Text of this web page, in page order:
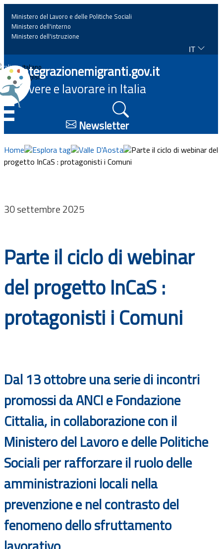
Home
News
Approfondimenti
Eventi
Progetti
Bandi
Guide
Ministero del Lavoro e delle Politiche Sociali
Ministero dell'interno
Ministero dell'istruzione
IT
Italiano
English
Integrazionemigranti.gov.it
Vivere e lavorare in Italia
Newsletter
Home Esplora tag Valle D'Aosta
Parte il ciclo di webinar del
progetto InCaS : protagonisti i Comuni
30 settembre 2025
Parte il ciclo di webinar
del progetto InCaS :
protagonisti i Comuni
Dal 13 ottobre una serie di incontri
promossi da ANCI e Fondazione
Cittalia, in collaborazione con il
Ministero del Lavoro e delle Politiche
Sociali per rafforzare il ruolo delle
amministrazioni locali nella
prevenzione e nel contrasto del
fenomeno dello sfruttamento